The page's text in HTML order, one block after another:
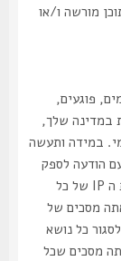
ו/או
שלך,
ותעשה
לספק
שירות האינטרנט במידה ונראה לנו דרוש. כתובות ה IP של כל
של
כל נושא
שכל